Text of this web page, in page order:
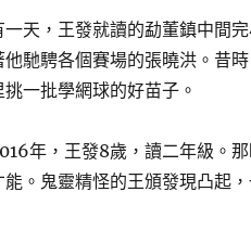
一天，王發就讀的勐董鎮中間
他馳騁各個賽場的張曉洪。昔
一批學網球的好苗子。
年，王發8歲，讀二年級。
能。鬼靈精怪的王頒發現凸起